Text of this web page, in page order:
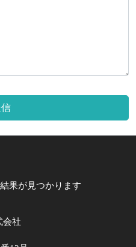
果が見つかります
会社